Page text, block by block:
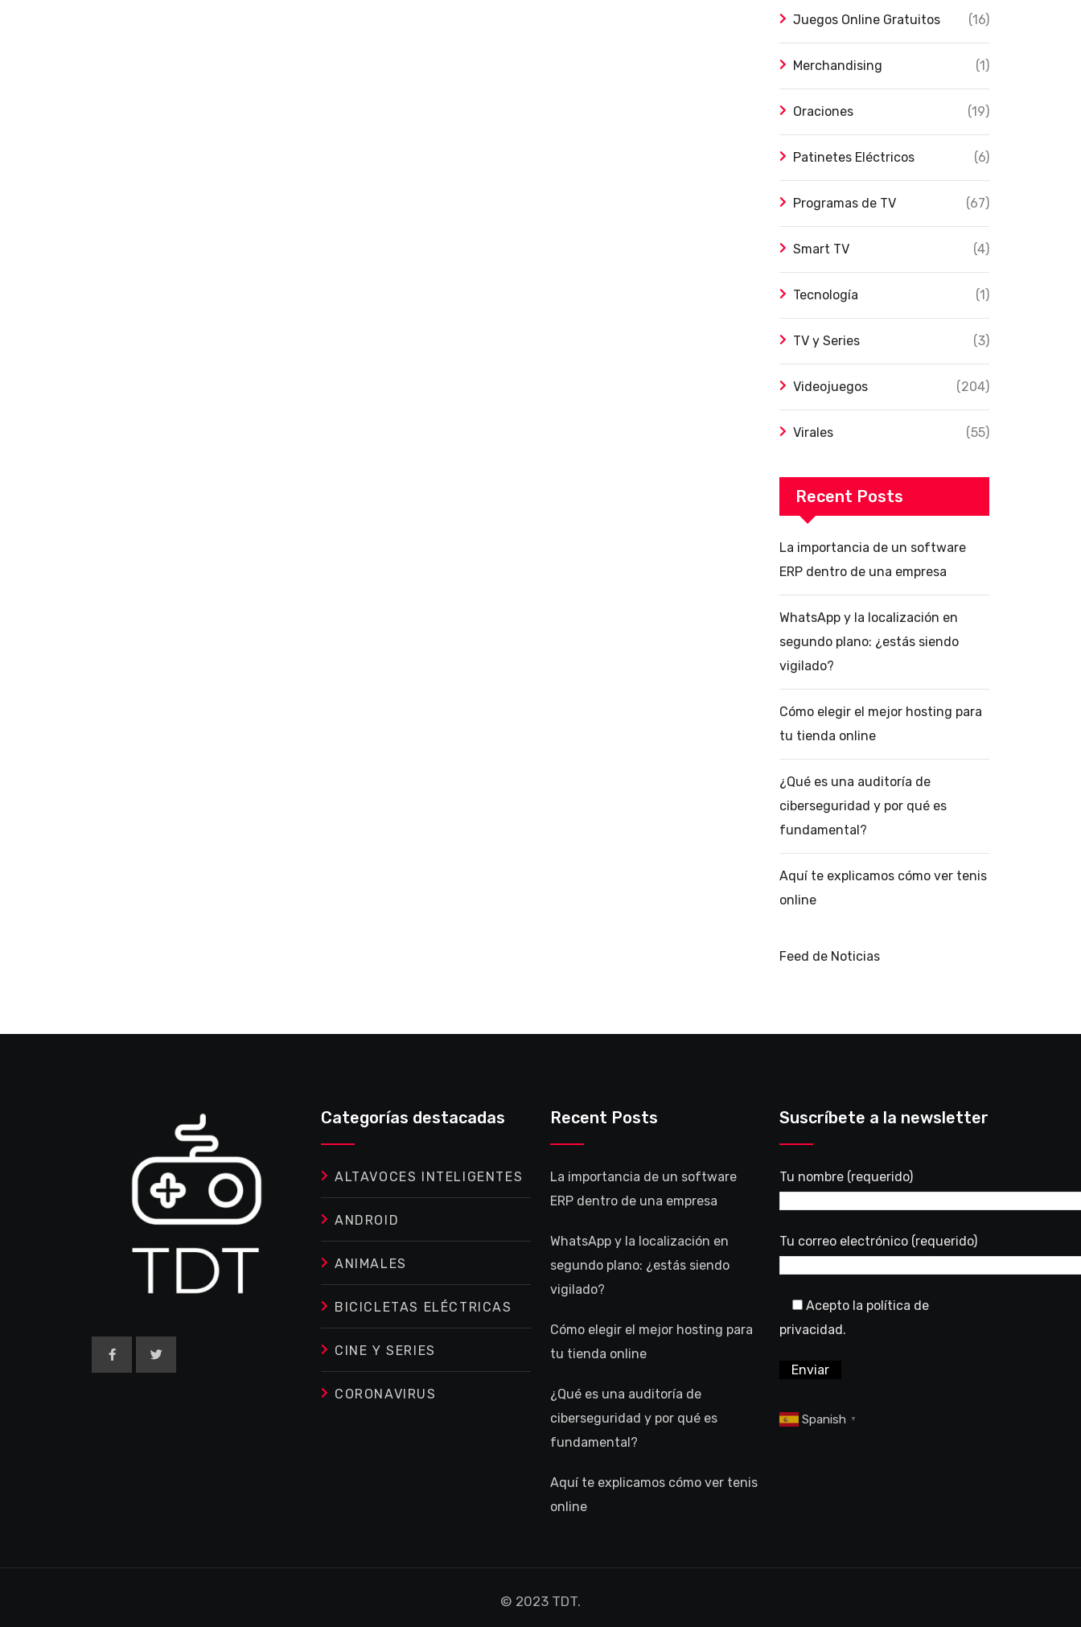
Juegos Online Gratuitos (16)
Merchandising (1)
Oraciones (19)
Patinetes Eléctricos (6)
Programas de TV (67)
Smart TV (4)
Tecnología (1)
TV y Series (3)
Videojuegos (204)
Virales (55)
Recent Posts
La importancia de un software
ERP dentro de una empresa
WhatsApp y la localización en
segundo plano: ¿estás siendo
vigilado?
Cómo elegir el mejor hosting para
tu tienda online
¿Qué es una auditoría de
ciberseguridad y por qué es
fundamental?
Aquí te explicamos cómo ver tenis
online
Feed de Noticias
Categorías destacadas
ALTAVOCES INTELIGENTES
ANDROID
ANIMALES
BICICLETAS ELÉCTRICAS
CINE Y SERIES
CORONAVIRUS
Recent Posts
La importancia de un software
ERP dentro de una empresa
WhatsApp y la localización en
segundo plano: ¿estás siendo
vigilado?
Cómo elegir el mejor hosting para
tu tienda online
¿Qué es una auditoría de
ciberseguridad y por qué es
fundamental?
Aquí te explicamos cómo ver tenis
online
Suscríbete a la newsletter
Tu nombre (requerido)
Tu correo electrónico (requerido)
Acepto la política de
privacidad.
Spanish ▼
© 2023 TDT.